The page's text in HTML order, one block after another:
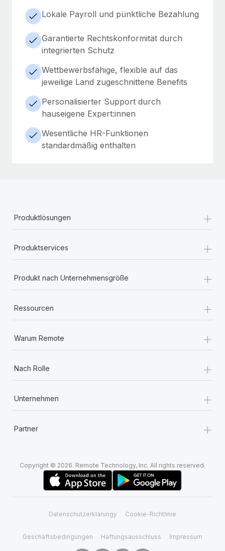
Lokale Payroll und pünktliche Bezahlung
Garantierte Rechtskonformität durch
integrierten Schutz
Wettbewerbsfähige, flexible auf das
jeweilige Land zugeschnittene Benefits
Personalisierter Support durch
hauseigene Expert:innen
Wesentliche HR-Funktionen
standardmäßig enthalten
Produktlösungen +
Produktservices +
Produkt nach Unternehmensgröße +
Ressourcen +
Warum Remote +
Nach Rolle +
Unternehmen +
Partner +
Copyright © 2026. Remote Technology, Inc. All rights reserved.
Datenschutzerklärungy Cookie-Richtlinie
Geschäftsbedingungen Haftungsausschluss Impressum